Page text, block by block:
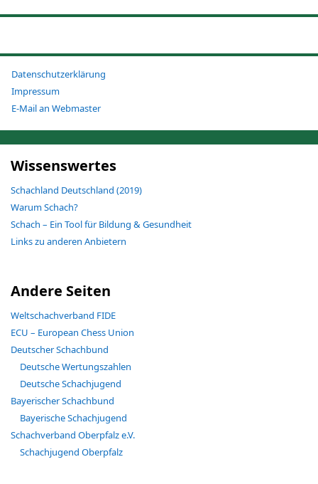
Datenschutzerklärung
Impressum
E-Mail an Webmaster
Wissenswertes
Schachland Deutschland (2019)
Warum Schach?
Schach – Ein Tool für Bildung & Gesundheit
Links zu anderen Anbietern
Andere Seiten
Weltschachverband FIDE
ECU – European Chess Union
Deutscher Schachbund
Deutsche Wertungszahlen
Deutsche Schachjugend
Bayerischer Schachbund
Bayerische Schachjugend
Schachverband Oberpfalz e.V.
Schachjugend Oberpfalz